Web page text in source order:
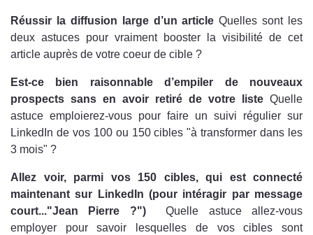
Réussir la diffusion large d’un article Quelles sont les
deux astuces pour vraiment booster la visibilité de cet
article auprès de votre coeur de cible ?
Est-ce bien raisonnable d’empiler de nouveaux
prospects sans en avoir retiré de votre liste Quelle
astuce emploierez-vous pour faire un suivi régulier sur
LinkedIn de vos 100 ou 150 cibles "à transformer dans les
3 mois" ?
Allez voir, parmi vos 150 cibles, qui est connecté
maintenant sur LinkedIn (pour intéragir par message
court..."Jean Pierre ?")Quelle astuce allez-vous
employer pour savoir lesquelles de vos cibles sont